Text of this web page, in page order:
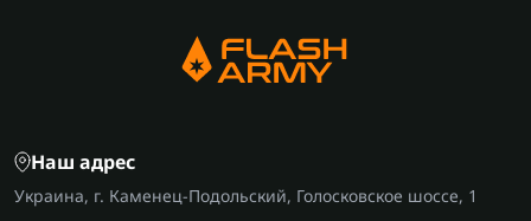
Наш адрес
Украина, г. Каменец-Подольский, Голосковское шоссе, 1